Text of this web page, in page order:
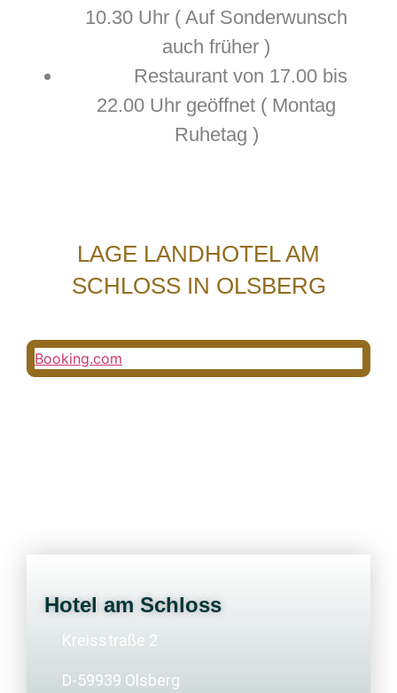
10.30 Uhr ( Auf Sonderwunsch
auch früher )
Restaurant von 17.00 bis
22.00 Uhr geöffnet ( Montag
Ruhetag )
LAGE LANDHOTEL AM
SCHLOSS IN OLSBERG
Booking.com
Hotel am Schloss
Kreisstraße 2
D-59939 Olsberg